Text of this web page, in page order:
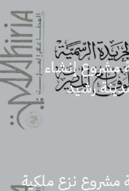
مشروع إنشاء
رشيد
مشروع نزع ملكية